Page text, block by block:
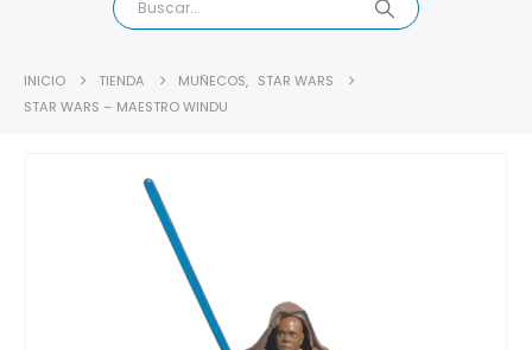
INICIO TIENDA MUÑECOS, STAR WARS
STAR WARS – MAESTRO WINDU